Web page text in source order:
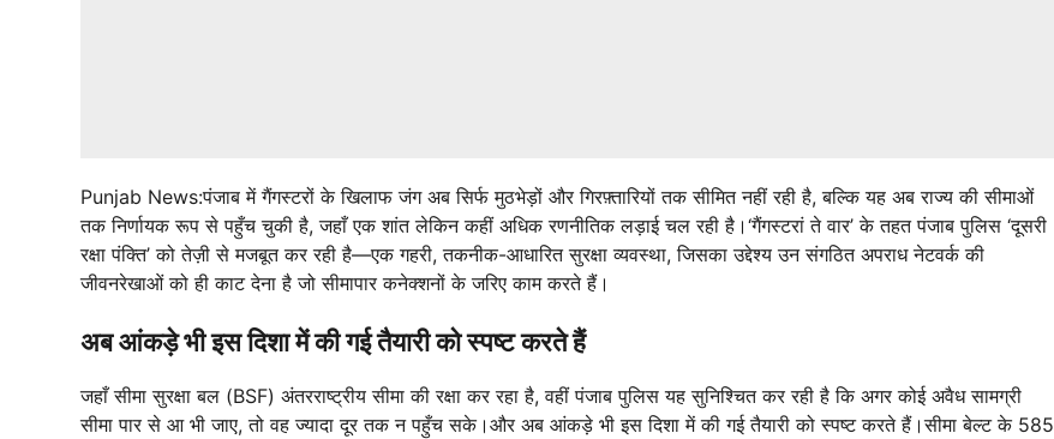
Punjab News:पंजाब में गैंगस्टरों के खिलाफ जंग अब सिर्फ मुठभेड़ों और गिरफ़्तारियों तक सीमित नहीं रही है, बल्कि यह अब राज्य की सीमाओं
तक निर्णायक रूप से पहुँच चुकी है, जहाँ एक शांत लेकिन कहीं अधिक रणनीतिक लड़ाई चल रही है।‘गैंगस्टरां ते वार’ के तहत पंजाब पुलिस ‘दूसरी
रक्षा पंक्ति’ को तेज़ी से मजबूत कर रही है—एक गहरी, तकनीक-आधारित सुरक्षा व्यवस्था, जिसका उद्देश्य उन संगठित अपराध नेटवर्क की
जीवनरेखाओं को ही काट देना है जो सीमापार कनेक्शनों के जरिए काम करते हैं।
अब आंकड़े भी इस दिशा में की गई तैयारी को स्पष्ट करते हैं
जहाँ सीमा सुरक्षा बल (BSF) अंतरराष्ट्रीय सीमा की रक्षा कर रहा है, वहीं पंजाब पुलिस यह सुनिश्चित कर रही है कि अगर कोई अवैध सामग्री
सीमा पार से आ भी जाए, तो वह ज्यादा दूर तक न पहुँच सके।और अब आंकड़े भी इस दिशा में की गई तैयारी को स्पष्ट करते हैं।सीमा बेल्ट के 585